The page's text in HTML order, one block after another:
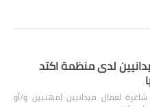
لدى منظمة اكتد
لعمال ميدانيين (مهنيين و/أو